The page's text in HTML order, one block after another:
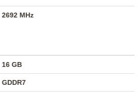
2692 MHz
16 GB
GDDR7